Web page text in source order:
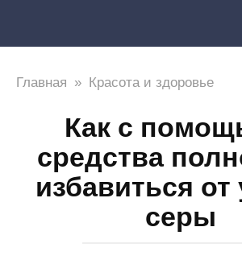
Главная » Красота и здоровье
Как с
средства
избавиться
серы